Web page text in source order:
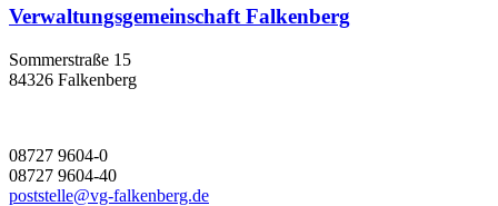
Verwaltungsgemeinschaft Falkenberg
Sommerstraße 15
84326 Falkenberg
08727 9604-0
08727 9604-40
poststelle@vg-falkenberg.de